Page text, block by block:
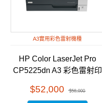
A3實用彩色雷射機種
HP Color LaserJet Pro
CP5225dn A3 彩色雷射印
$52,000 $58,000